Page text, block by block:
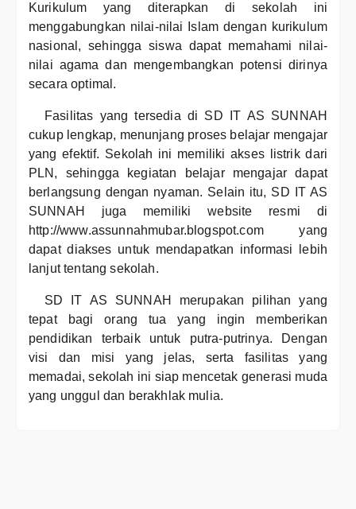
Kurikulum yang diterapkan di sekolah ini
menggabungkan nilai-nilai Islam dengan kurikulum
nasional, sehingga siswa dapat memahami nilai-
nilai agama dan mengembangkan potensi dirinya
secara optimal.
Fasilitas yang tersedia di SD IT AS SUNNAH
cukup lengkap, menunjang proses belajar mengajar
yang efektif. Sekolah ini memiliki akses listrik dari
PLN, sehingga kegiatan belajar mengajar dapat
berlangsung dengan nyaman. Selain itu, SD IT AS
SUNNAH juga memiliki website resmi di
http://www.assunnahmubar.blogspot.com yang
dapat diakses untuk mendapatkan informasi lebih
lanjut tentang sekolah.
SD IT AS SUNNAH merupakan pilihan yang
tepat bagi orang tua yang ingin memberikan
pendidikan terbaik untuk putra-putrinya. Dengan
visi dan misi yang jelas, serta fasilitas yang
memadai, sekolah ini siap mencetak generasi muda
yang unggul dan berakhlak mulia.